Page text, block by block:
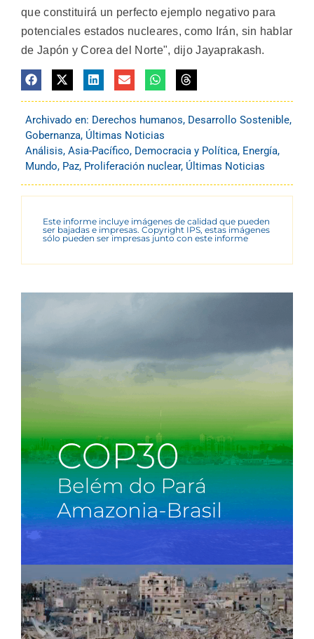
que constituirá un perfecto ejemplo negativo para
potenciales estados nucleares, como Irán, sin hablar
de Japón y Corea del Norte", dijo Jayaprakash.
Archivado en: Derechos humanos, Desarrollo Sostenible,
Gobernanza, Últimas Noticias
Análisis, Asia-Pacífico, Democracia y Política, Energía,
Mundo, Paz, Proliferación nuclear, Últimas Noticias
Este informe incluye imágenes de calidad que pueden
ser bajadas e impresas. Copyright IPS, estas imágenes
sólo pueden ser impresas junto con este informe